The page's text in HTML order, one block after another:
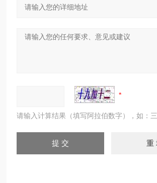
请输入计算结果（填写阿拉伯数字），如：